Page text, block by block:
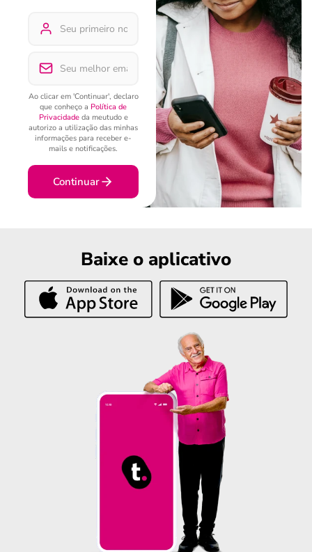
Ao clicar em 'Continuar', declaro
que conheço a Política de
Privacidadeda meutudo e
autorizo a utilização das minhas
informações para receber e-
mails e notificações.
Continuar
Baixe o aplicativo